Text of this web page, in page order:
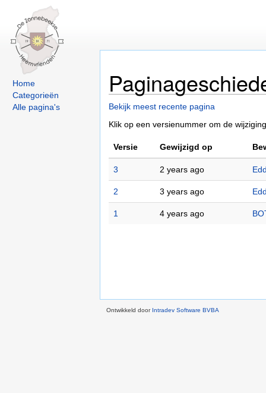
Home
Categorieën
Alle pagina's
Bekijk meest recente pagina
Klik op een versienummer om de
Versie Gewijzigd op
3 2 years ago
2 3 years ago
1 4 years ago
Ontwikkeld door Intradev Software BVBA